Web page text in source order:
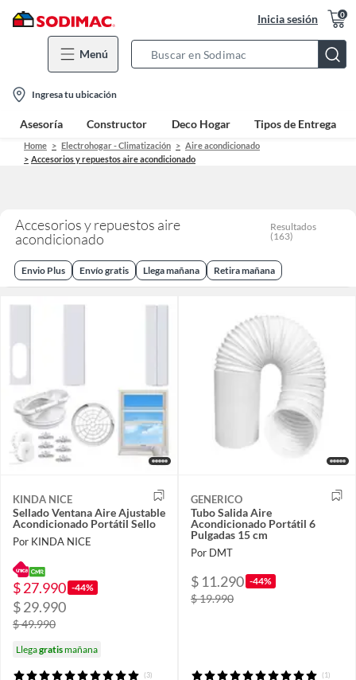
Inicia sesión 0
Menú
Bar
location-
icon
Ingresa tu ubicación
Asesoría Constructor Deco Hogar Tipos de Entrega
Home Electrohogar - Climatización
Aire acondicionado
Accesorios y repuestos aire acondicionado
Accesorios y repuestos aire
acondicionado
Resultados
(163)
Envio Plus Envío gratis Llega mañana Retira mañana
KINDA NICE
Sellado Ventana Aire Ajustable
Acondicionado Portátil Sello
Por KINDA NICE
$ 27.990 -44%
$ 29.990
$ 49.990
Llegagratismañana
(3)
GENERICO
Tubo Salida Aire
Acondicionado Portátil 6
Pulgadas 15 cm
Por DMT
$ 11.290 -44%
$ 19.990
(1)